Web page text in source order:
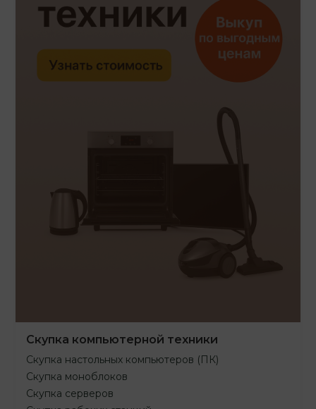
Скупка компьютерной техники
Скупка настольных компьютеров (ПК)
Скупка моноблоков
Скупка серверов